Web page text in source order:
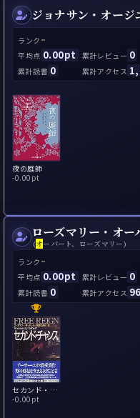
ジョナサン・オージ
ランク -
平均点 0.00pt 累計レビュー 0
累計読書 0 累計アクセス
夜の庭師
-0.00pt
ローズマリー・オー
(オーバート、ローズマリー)
ランク -
平均点 0.00pt 累計レビュー 0
累計読書 0 累計アクセス
セカンド・チャンス
-0.00pt